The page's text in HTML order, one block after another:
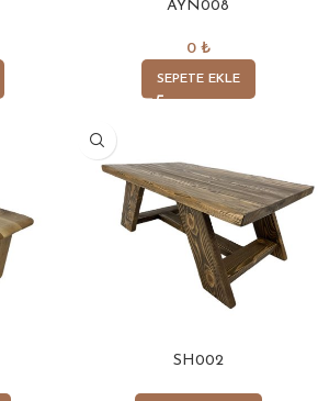
AYN008
0 ₺
SEPETE EKLE
SH002